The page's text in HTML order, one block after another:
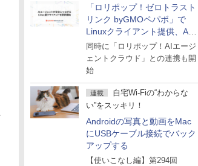
「ロリポップ！ゼロトラスト
リンク byGMOペパボ」で
Linuxクライアント提供、AI
エージェントの接続が容易に
同時に「ロリポップ！AIエージ
ェントクラウド」との連携も開
始
連載
自宅Wi-Fiの“わからな
い”をスッキリ！
Androidの写真と動画をMac
にUSBケーブル接続でバック
アップする
【使いこなし編】第294回